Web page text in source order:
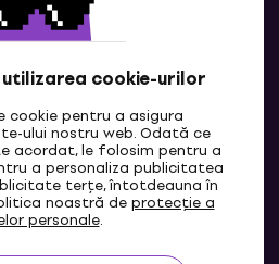
cookie-urilor
cookie pentru a asigura
ului nostru web. Odată ce
acordat, le folosim pentru a
a personaliza publicitatea
terțe, întotdeauna în
noastră deprotecție a
personale.
ne